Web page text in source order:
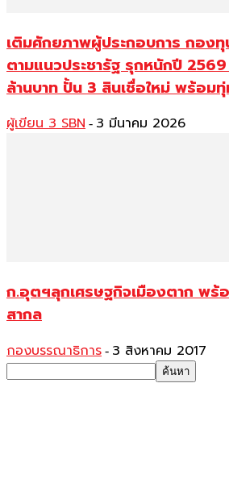
เติมศักยภาพผู้ประกอบการ กอง
ตามแนวประชารัฐ รุกหนักปี
ล้านบาท ปั้น 3 สินเชื่อใหม่ พร้อม
ผู้เขียน 3 SBN - 3 มีนาคม 2026
ก.อุตฯลุกเศรษฐกิจเมืองตาก พร้
สากล
กองบรรณาธิการ - 3 สิงหาคม 2017